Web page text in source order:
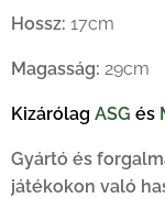
Hossz: 17cm
Magasság: 29cm
Kizárólag ASG és
Gyártó és
játékokon való